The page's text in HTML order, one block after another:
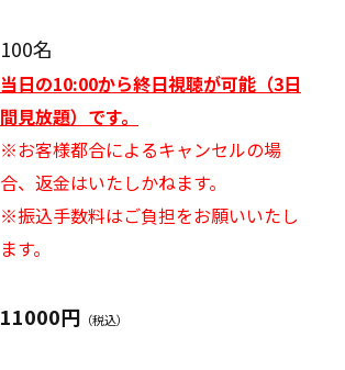
100名
当日の10:00から終日視聴が可能（3日
間見放題）です。
※お客様都合によるキャンセルの場
合、返金はいたしかねます。
※振込手数料はご負担をお願いいたし
ます。
11000円 （税込）